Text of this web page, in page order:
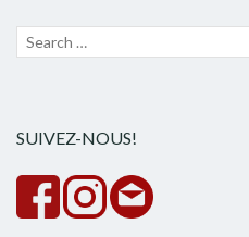
Recherche
SUIVEZ-NOUS!